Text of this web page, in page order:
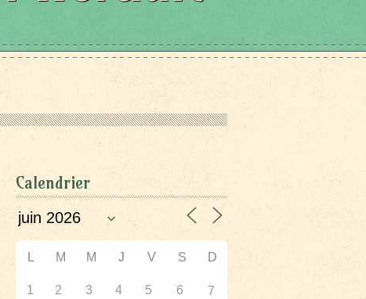
Calendrier
L M M J V S D
1 2 3 4 5 6 7